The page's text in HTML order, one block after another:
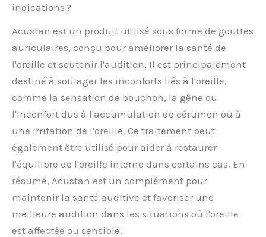
indications ?
Acustan est un produit utilisé sous forme de gouttes
auriculaires, conçu pour améliorer la santé de
l'oreille et soutenir l'audition. Il est principalement
destiné à soulager les inconforts liés à l'oreille,
comme la sensation de bouchon, la gêne ou
l'inconfort dus à l'accumulation de cérumen ou à
une irritation de l'oreille. Ce traitement peut
également être utilisé pour aider à restaurer
l'équilibre de l'oreille interne dans certains cas. En
résumé, Acustan est un complément pour
maintenir la santé auditive et favoriser une
meilleure audition dans les situations où l'oreille
est affectée ou sensible.